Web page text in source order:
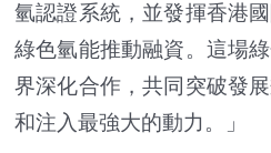
氫認證系統，並發揮香港
綠色氫能推動融資。這場
界深化合作，共同突破發
和注入最強大的動力。」